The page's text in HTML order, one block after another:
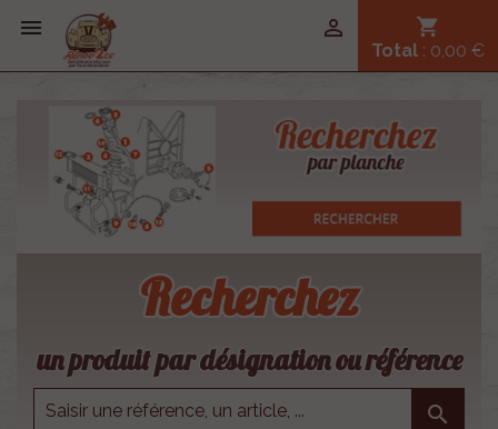
 shopping_cart
Total : 0,00 €

Recherchez
un produit par désignation ou référence
